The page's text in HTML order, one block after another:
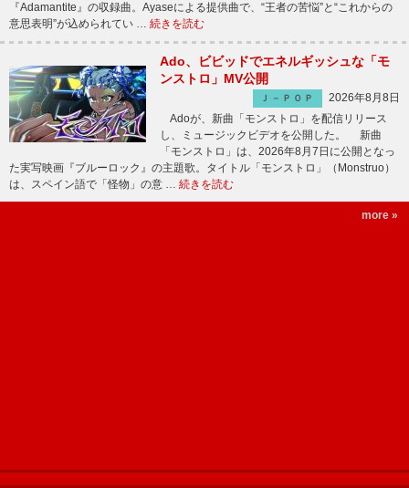
『Adamantite』の収録曲。Ayaseによる提供曲で、“王者の苦悩”と“これからの
意思表明”が込められてい … 続きを読む
Ado、ビビッドでエネルギッシュな「モ
ンストロ」MV公開
Ｊ－ＰＯＰ
2026年8月8日
Adoが、新曲「モンストロ」を配信リリース
し、ミュージックビデオを公開した。 新曲
「モンストロ」は、2026年8月7日に公開となっ
た実写映画『ブルーロック』の主題歌。タイトル「モンストロ」（Monstruo）
は、スペイン語で「怪物」の意 … 続きを読む
more »